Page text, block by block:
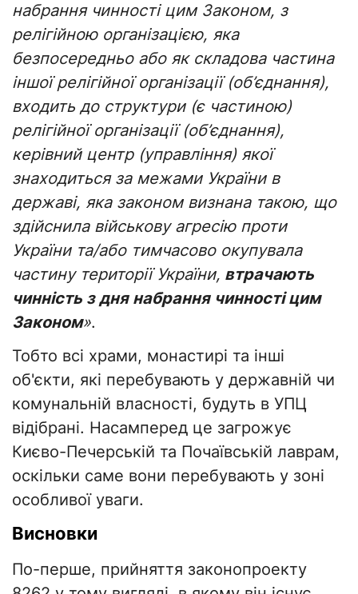
набрання чинності цим Законом, з
релігійною організацією, яка
безпосередньо або як складова частина
іншої релігійної організації (об’єднання),
входить до структури (є частиною)
релігійної організації (об’єднання),
керівний центр (управління) якої
знаходиться за межами України в
державі, яка законом визнана такою, що
здійснила військову агресію проти
України та/або тимчасово окупувала
частину території України, втрачають
чинність з дня набрання чинності цим
Законом».
Тобто всі храми, монастирі та інші
об'єкти, які перебувають у державній чи
комунальній власності, будуть в УПЦ
відібрані. Насамперед це загрожує
Києво-Печерській та Почаївській лаврам,
оскільки саме вони перебувають у зоні
особливої уваги.
Висновки
По-перше, прийняття законопроекту